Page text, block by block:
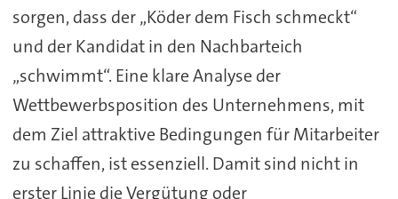
sorgen, dass der „Köder dem Fisch schmeckt“
und der Kandidat in den Nachbarteich
„schwimmt“. Eine klare Analyse der
Wettbewerbsposition des Unternehmens, mit
dem Ziel attraktive Bedingungen für Mitarbeiter
zu schaffen, ist essenziell. Damit sind nicht in
erster Linie die Vergütung oder